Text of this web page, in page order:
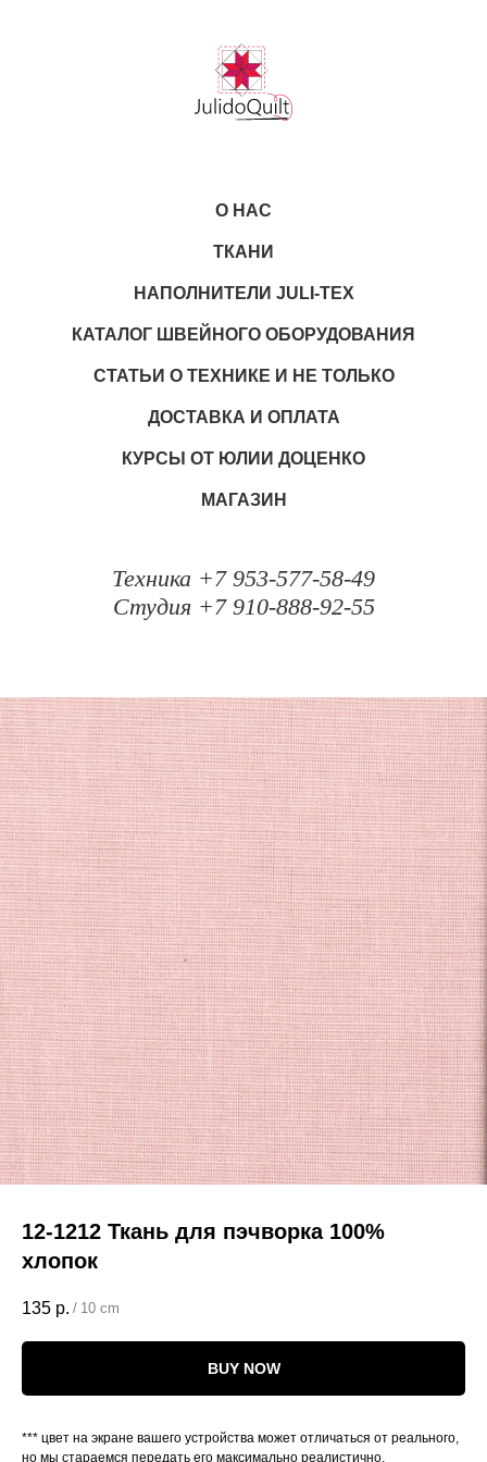
О НАС
ТКАНИ
НАПОЛНИТЕЛИ JULI-TEX
КАТАЛОГ ШВЕЙНОГО ОБОРУДОВАНИЯ
СТАТЬИ О ТЕХНИКЕ И НЕ ТОЛЬКО
ДОСТАВКА И ОПЛАТА
КУРСЫ ОТ ЮЛИИ ДОЦЕНКО
МАГАЗИН
Техника +7 953-577-58-49
Студия +7 910-888-92-55
12-1212 Ткань для пэчворка 100%
хлопок
135 р. / 10 cm
BUY NOW
*** цвет на экране вашего устройства может отличаться от реального,
но мы стараемся передать его максимально реалистично.